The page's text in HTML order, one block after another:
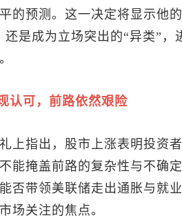
的预测。这一决定将显示他
还是成为立场突出的“异类”
认可，前路依然艰险
上指出，股市上涨表明投资
能掩盖前路的复杂性与不确
否带领美联储走出通胀与就
场关注的焦点。